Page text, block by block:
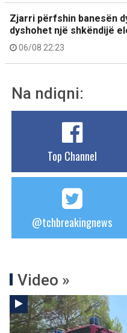
Zjarri përfshin banesën
dyshohet një shkëndijë
06/08 22:23
Na ndiqni:
Top Channel
@tchbreakingnews
Video »